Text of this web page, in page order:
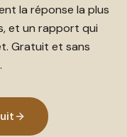
la réponse la plus
et un rapport qui
Gratuit et sans